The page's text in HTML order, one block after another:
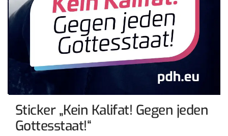
Sticker „Kein Kalifat! Gegen jeden
Gottesstaat!“